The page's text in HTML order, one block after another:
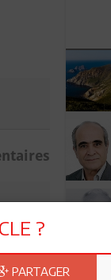
?
PARTAGER